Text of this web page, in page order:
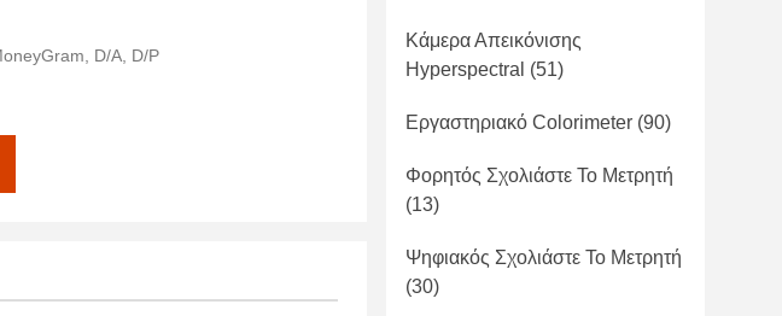
D/A, D/P
Κάμερα Απεικόνισης
Hyperspectral (51)
Εργαστηριακό Colorimeter (90)
Φορητός Σχολιάστε Το Μετρητή
(13)
Ψηφιακός Σχολιάστε Το Μετρητή
(30)